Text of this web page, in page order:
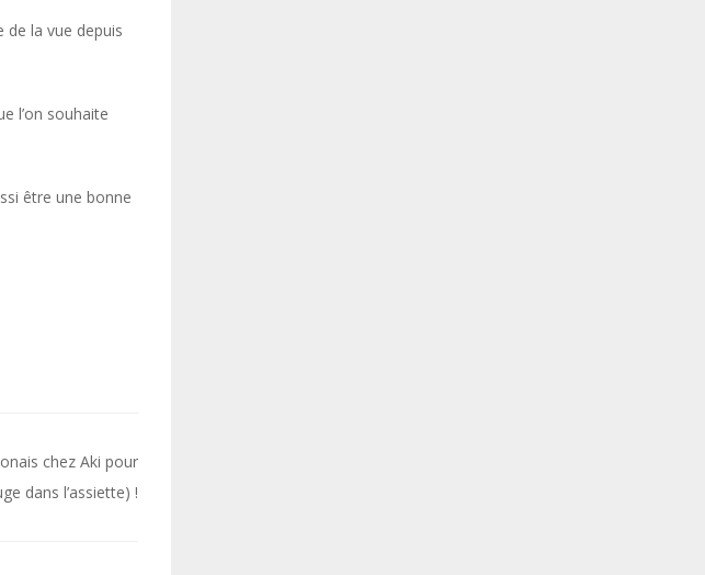
la vue depuis
l’on souhaite
être une bonne
chez Aki pour
dans l’assiette) !